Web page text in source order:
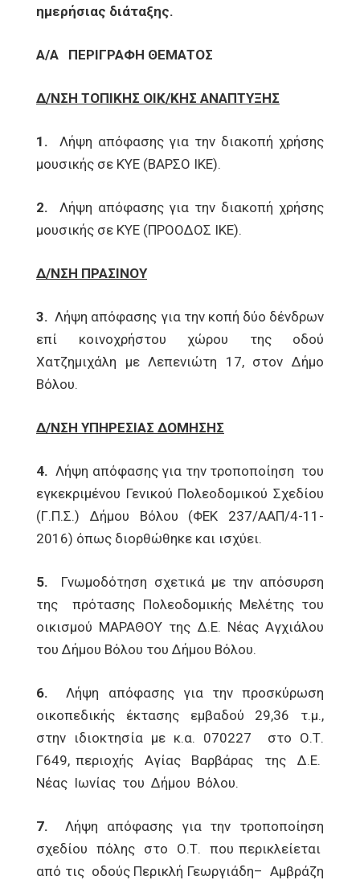
ημερήσιας διάταξης.
Α/Α ΠΕΡΙΓΡΑΦΗ ΘΕΜΑΤΟΣ
Δ/ΝΣΗ ΤΟΠΙΚΗΣ ΟΙΚ/ΚΗΣ ΑΝΑΠΤΥΞΗΣ
1. Λήψη απόφασης για την διακοπή χρήσης
μουσικής σε ΚΥΕ (ΒΑΡΣΟ ΙΚΕ).
2.
Λήψη απόφασης για την διακοπή χρήσης
μουσικής σε ΚΥΕ (ΠΡΟΟΔΟΣ ΙΚΕ).
Δ/ΝΣΗ ΠΡΑΣΙΝΟΥ
3.Λήψη απόφασης για την κοπή δύο δένδρων
επί κοινοχρήστου χώρου της οδού
Χατζημιχάλη με Λεπενιώτη 17, στον Δήμο
Βόλου.
Δ/ΝΣΗ ΥΠΗΡΕΣΙΑΣ ΔΟΜΗΣΗΣ
4. Λήψη απόφασης για την τροποποίηση του
εγκεκριμένου Γενικού Πολεοδομικού Σχεδίου
(Γ.Π.Σ.) Δήμου Βόλου (ΦΕΚ 237/ΑΑΠ/4-11-
2016) όπως διορθώθηκε και ισχύει.
5. Γνωμοδότηση σχετικά με την απόσυρση
της πρότασης Πολεοδομικής Μελέτης του
οικισμού ΜΑΡΑΘΟΥ της Δ.Ε. Νέας Αγχιάλου
του Δήμου Βόλου του Δήμου Βόλου.
6.Λήψη απόφασης για την προσκύρωση
οικοπεδικής έκτασης εμβαδού 29,36 τ.μ.,
στην ιδιοκτησία με κ.α. 070227 στο Ο.Τ.
Γ649, περιοχής Αγίας Βαρβάρας της Δ.Ε.
Νέας Ιωνίας του Δήμου Βόλου.
7.Λήψη απόφασης για την τροποποίηση
σχεδίου πόλης στο Ο.Τ. που περικλείεται
από τις οδούς Περικλή Γεωργιάδη– Αμβράζη